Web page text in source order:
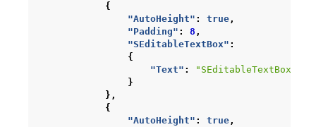
{
"AutoHeight" : true,
"Padding" : 8 ,
"SEditableTextBox" :
{
"Text" :
"SEditableTextBox"
}
},
{
"AutoHeight" : true,